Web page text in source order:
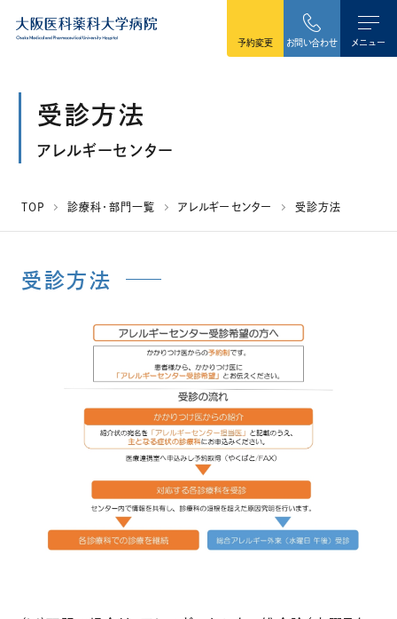
予約変更 お問い合わせ メニュー
受診方法
アレルギーセンター
TOP 診療科・部門一覧 アレルギーセンター 受診方法
受診方法